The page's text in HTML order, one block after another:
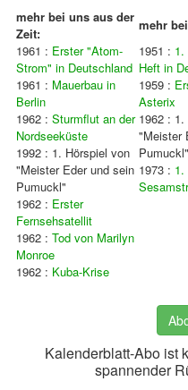
mehr bei uns aus der
Zeit:
mehr
1961 : Erster "Atom-
Strom" in Deutschland
1961 : Mauerbau in
Berlin
1962 : Sturmflut an der
Nordseeküste
1992 : 1. Hörspiel von
"Meister Eder und sein
Pumuckl"
1962 : Erster
Fernsehsatellit
1962 : Tod von Marilyn
Monroe
1962 : Kuba-Krise
1951 : 1.
Heft in
1959 :
Asterix
1962 : 1.
"Meister
Pumuckl"
1973 : 1.
Kalenderblatt-Abo ist
spannender